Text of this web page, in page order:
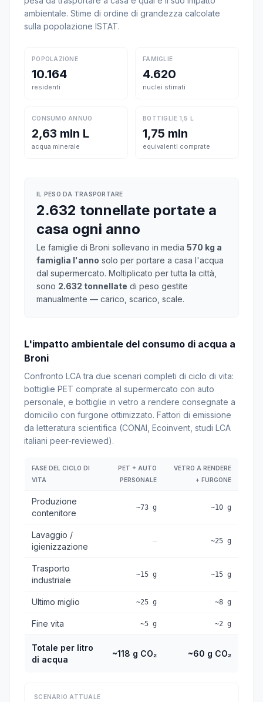
ambientale. Stime di ordine di grandezza calcolate
sulla popolazione ISTAT.
POPOLAZIONE
10.164
residenti
FAMIGLIE
4.620
nuclei stimati
CONSUMO ANNUO
2,63 mln L
acqua minerale
BOTTIGLIE 1,5 L
1,75 mln
equivalenti comprate
IL PESO DA TRASPORTARE
2.632 tonnellate portate a
casa ogni anno
Le famiglie di Broni sollevano in media 570 kg a
famiglia l'anno solo per portare a casa l'acqua
dal supermercato. Moltiplicato per tutta la città,
sono 2.632 tonnellate di peso gestite
manualmente — carico, scarico, scale.
L'impatto ambientale del consumo di acqua a
Broni
Confronto LCA tra due scenari completi di ciclo di vita:
bottiglie PET comprate al supermercato con auto
personale, e bottiglie in vetro a rendere consegnate a
domicilio con furgone ottimizzato. Fattori di emissione
da letteratura scientifica (CONAI, Ecoinvent, studi LCA
italiani peer-reviewed).
FASE DEL CICLO DI
VITA
PET + AUTO
PERSONALE
VETRO A RENDERE
+ FURGONE
Produzione
contenitore
~73 g ~10 g
Lavaggio /
igienizzazione
— ~25 g
Trasporto
industriale
~15 g ~15 g
Ultimo miglio ~25 g ~8 g
Fine vita ~5 g ~2 g
Totale per litro
di acqua
~118 g CO₂ ~60 g CO₂
SCENARIO ATTUALE